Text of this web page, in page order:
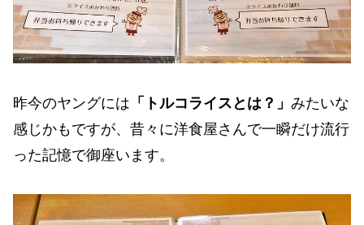
昨今のヤングには 「トルコライスとは？」 みたいな
感じかもですが、昔々に洋食屋さんで一瞬だけ流行
った記憶で御座います。